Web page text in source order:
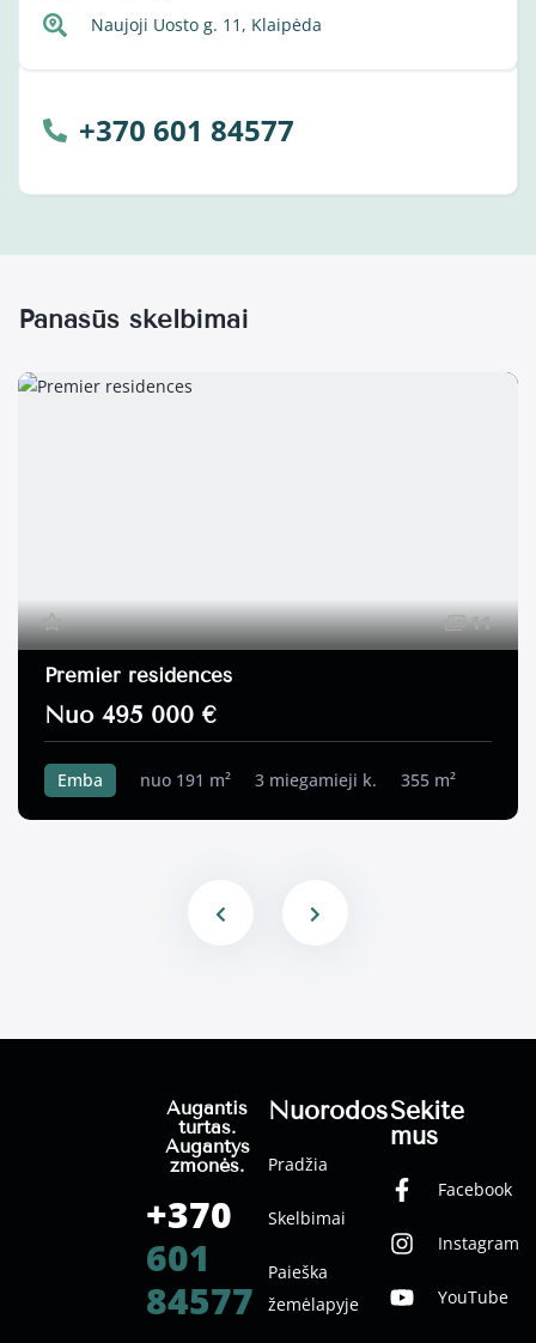
Naujoji Uosto g. 11, Klaipėda
+370 601 84577
Panašūs skelbimai
11
Premier residences
Nuo 495 000 €
Emba nuo 191 m² 3 miegamieji k. 355 m²
Nuorodos
Pradžia
Skelbimai
Paieška
žemėlapyje
Sekite
mus
Facebook
Instagram
YouTube
Augantis
turtas.
Augantys
žmonės.
+370
601
84577